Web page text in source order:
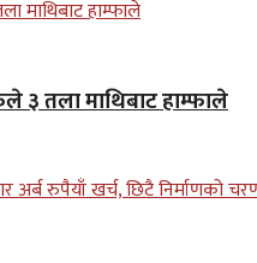
३ तला माथिबाट हाम्फाले